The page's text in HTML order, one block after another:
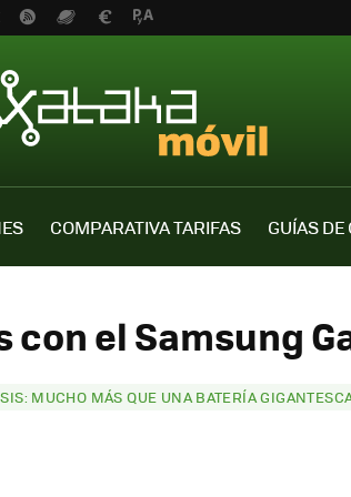
COMPARATIVA TARIFAS
GUÍAS
el Samsung
MUCHO MÁS QUE UNA BATERÍA